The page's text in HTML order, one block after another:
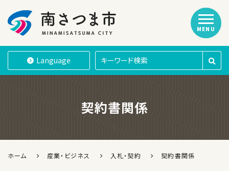
南さつま市
Language
MENU
契約書関係
ホーム 産業・ビジネス 入札・契約 契約書関係